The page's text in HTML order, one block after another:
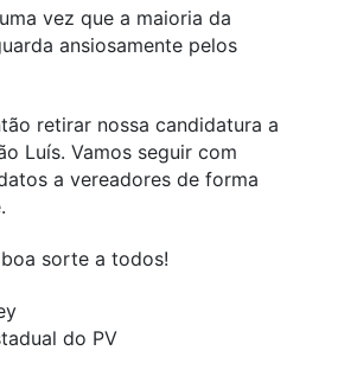
vez que a maioria da
ansiosamente pelos
retirar nossa candidatura a
Luís. Vamos seguir com
a vereadores de forma
sorte a todos!
do PV